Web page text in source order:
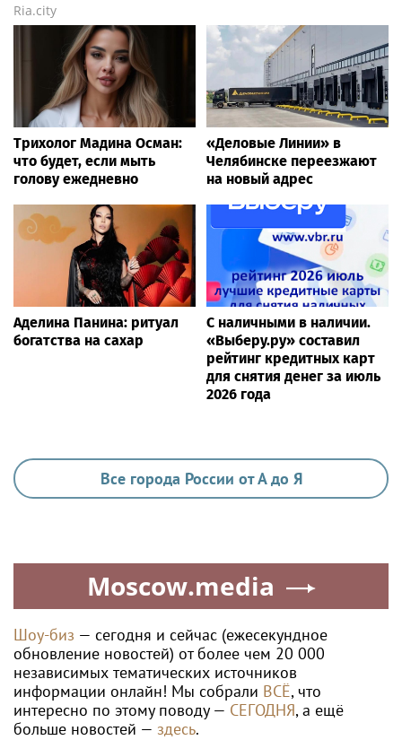
Ria.city
Трихолог Мадина Осман:
что будет, если мыть
голову ежедневно
«Деловые Линии» в
Челябинске переезжают
на новый адрес
Аделина Панина: ритуал
богатства на сахар
С наличными в наличии.
«Выберу.ру» составил
рейтинг кредитных карт
для снятия денег за июль
2026 года
Все города России от А до Я
Moscow.media
Шоу-биз — сегодня и сейчас (ежесекундное
обновление новостей) от более чем 20 000
независимых тематических источников
информации онлайн! Мы собрали ВСЁ, что
интересно по этому поводу — СЕГОДНЯ, а ещё
больше новостей — здесь.